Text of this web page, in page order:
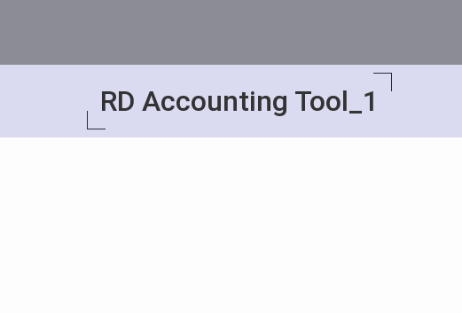
RD Accounting Tool_1